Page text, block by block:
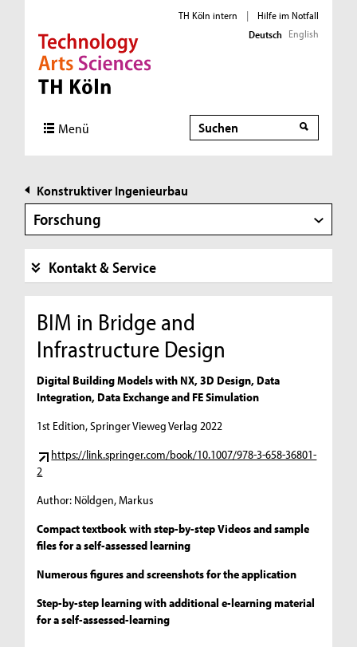
Direkt zur Hauptnavigation
Direkt zur Subnavigation
Direkt zum Inhalt
Direkt zum Fußbereich
TH Köln intern |
Hilfe im Notfall
Deutsch English
Menü Suche
Suche
Konstruktiver Ingenieurbau
Forschung
Kontakt & Service
BIM in Bridge and
Infrastructure Design
Digital Building Models with NX, 3D Design, Data
Integration, Data Exchange and FE Simulation
1st Edition, Springer Vieweg Verlag 2022
https://link.springer.com/book/10.1007/978-3-658-36801-
2
Author: Nöldgen, Markus
Compact textbook with step-by-step Videos and sample
files for a self-assessed learning
Numerous figures and screenshots for the application
Step-by-step learning with additional e-learning material
for a self-assessed-learning